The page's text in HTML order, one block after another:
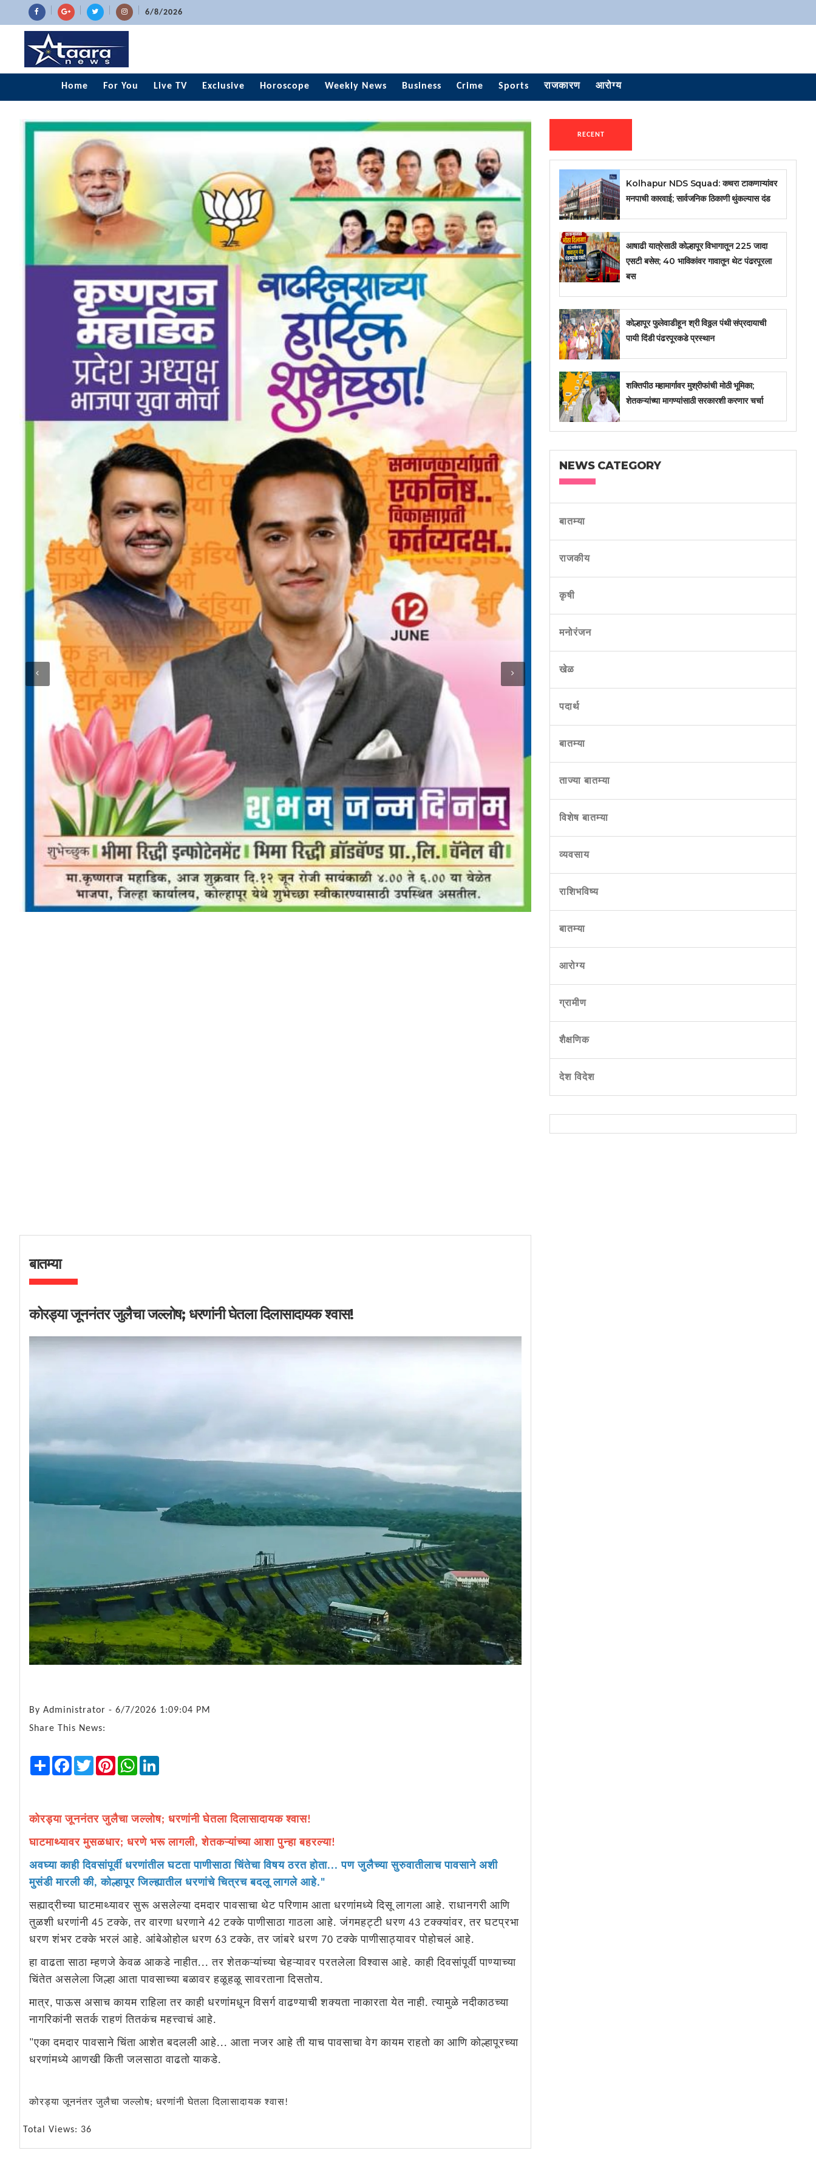
6/8/2026
Home For You Live TV Exclusive Horoscope Weekly News Business Crime Sports राजकारण आरोग्य
बातम्या
कोरड्या जूननंतर जुलैचा जल्लोष; धरणांनी घेतला दिलासादायक श्वास!
By Administrator - 6/7/2026 1:09:04 PM
Share This News:
ShareFacebook
TwitterPinterestWhatsApp
कोरड्या जूननंतर जुलैचा जल्लोष; धरणांनी घेतला दिलासादायक श्वास!
घाटमाथ्यावर मुसळधार; धरणे भरू लागली, शेतकऱ्यांच्या आशा पुन्हा बहरल्या!
अवघ्या काही दिवसांपूर्वी धरणांतील घटता पाणीसाठा चिंतेचा विषय ठरत होता... पण जुलैच्या सुरुवातीलाच पावसाने अशी
मुसंडी मारली की, कोल्हापूर जिल्ह्यातील धरणांचे चित्रच बदलू लागले आहे."
सह्याद्रीच्या घाटमाथ्यावर सुरू असलेल्या दमदार पावसाचा थेट परिणाम आता धरणांमध्ये दिसू लागला आहे. राधानगरी आणि
तुळशी धरणांनी 45 टक्के, तर वारणा धरणाने 42 टक्के पाणीसाठा गाठला आहे. जंगमहट्टी धरण 43 टक्क्यांवर, तर घटप्रभा
धरण शंभर टक्के भरलं आहे. आंबेओहोल धरण 63 टक्के, तर जांबरे धरण 70 टक्के पाणीसाठ्यावर पोहोचलं आहे.
हा वाढता साठा म्हणजे केवळ आकडे नाहीत... तर शेतकऱ्यांच्या चेहऱ्यावर परतलेला विश्वास आहे. काही दिवसांपूर्वी पाण्याच्या
चिंतेत असलेला जिल्हा आता पावसाच्या बळावर हळूहळू सावरताना दिसतोय.
मात्र, पाऊस असाच कायम राहिला तर काही धरणांमधून विसर्ग वाढण्याची शक्यता नाकारता येत नाही. त्यामुळे नदीकाठच्या
नागरिकांनी सतर्क राहणं तितकंच महत्त्वाचं आहे.
"एका दमदार पावसाने चिंता आशेत बदलली आहे... आता नजर आहे ती याच पावसाचा वेग कायम राहतो का आणि कोल्हापूरच्या
धरणांमध्ये आणखी किती जलसाठा वाढतो याकडे.
कोरड्या जूननंतर जुलैचा जल्लोष; धरणांनी घेतला दिलासादायक श्वास!
Total Views: 36
RECENT
Kolhapur NDS Squad: कचरा टाकणाऱ्यांवर
मनपाची कारवाई; सार्वजनिक ठिकाणी थुंकल्यास दंड
आषाढी यात्रेसाठी कोल्हापूर विभागातून 225 जादा
एसटी बसेस; 40 भाविकांवर गावातून थेट पंढरपूरला
बस
कोल्हापूर फुलेवाडीहून श्री विठ्ठल पंथी संप्रदायाची
पायी दिंडी पंढरपूरकडे प्रस्थान
शक्तिपीठ महामार्गावर मुश्रीफांची मोठी भूमिका;
शेतकऱ्यांच्या मागण्यांसाठी सरकारशी करणार चर्चा
NEWS CATEGORY
बातम्या
राजकीय
कृषी
मनोरंजन
खेळ
पदार्थ
बातम्या
ताज्या बातम्या
विशेष बातम्या
व्यवसाय
राशिभविष्य
बातम्या
आरोग्य
ग्रामीण
शैक्षणिक
देश विदेश